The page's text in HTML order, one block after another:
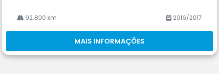
92.800 km 2016/2017
MAIS INFORMAÇÕES